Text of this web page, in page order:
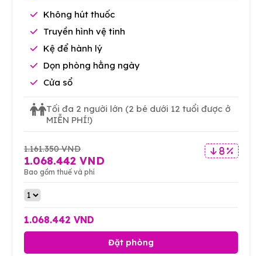
Không hút thuốc
Truyền hình vệ tinh
Kệ để hành lý
Dọn phòng hằng ngày
Cửa sổ
Tối đa 2 người lớn (2 bé dưới 12 tuổi được ở
MIỄN PHÍ!)
8 %
1.161.350 VND
1.068.442 VND
Bao gồm thuế và phí
1.068.442 VND
Đặt phòng